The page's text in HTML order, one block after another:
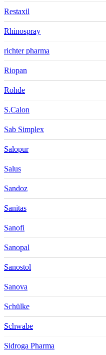
Restaxil
Rhinospray
richter pharma
Riopan
Rohde
S.Calon
Sab Simplex
Salopur
Salus
Sandoz
Sanitas
Sanofi
Sanopal
Sanostol
Sanova
Schülke
Schwabe
Sidroga Pharma